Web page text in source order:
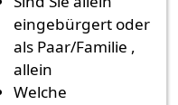
eingebürgert oder
als Paar/Familie ,
allein
Welche